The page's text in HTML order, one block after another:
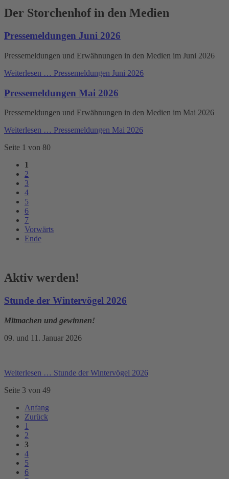
Der Storchenhof in den Medien
Pressemeldungen Juni 2026
Pressemeldungen und Erwähnungen in den Medien im Juni 2026
Weiterlesen … Pressemeldungen Juni 2026
Pressemeldungen Mai 2026
Pressemeldungen und Erwähnungen in den Medien im Mai 2026
Weiterlesen … Pressemeldungen Mai 2026
Seite 1 von 80
1
2
3
4
5
6
7
Vorwärts
Ende
Aktiv werden!
Stunde der Wintervögel 2026
Mitmachen und gewinnen!
09. und 11. Januar 2026
Weiterlesen … Stunde der Wintervögel 2026
Seite 3 von 49
Anfang
Zurück
1
2
3
4
5
6